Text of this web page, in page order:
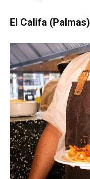
El Califa (Palmas)